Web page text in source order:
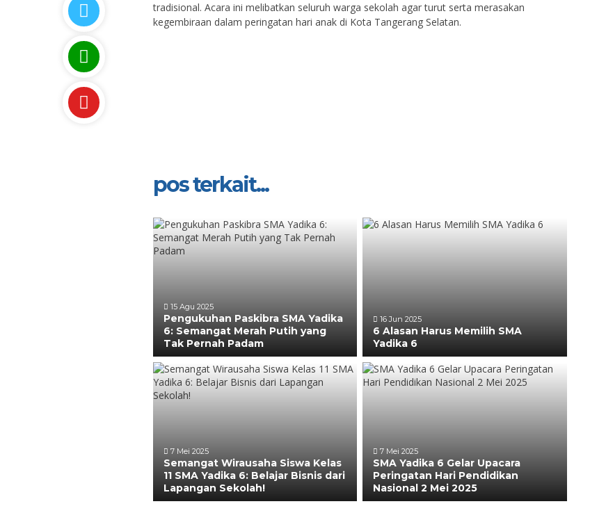
tradisional. Acara ini melibatkan seluruh warga sekolah agar turut serta merasakan
kegembiraan dalam peringatan hari anak di Kota Tangerang Selatan.
pos terkait...
15 Agu 2025
Pengukuhan Paskibra SMA Yadika
6: Semangat Merah Putih yang
Tak Pernah Padam
16 Jun 2025
6 Alasan Harus Memilih SMA
Yadika 6
7 Mei 2025
Semangat Wirausaha Siswa Kelas
11 SMA Yadika 6: Belajar Bisnis dari
Lapangan Sekolah!
7 Mei 2025
SMA Yadika 6 Gelar Upacara
Peringatan Hari Pendidikan
Nasional 2 Mei 2025